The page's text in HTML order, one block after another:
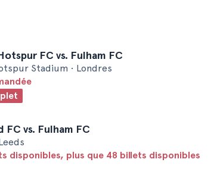
FC vs. Fulham FC
Stadium • Londres
FC vs. Fulham FC
disponibles, plus que 48 billets disponibles